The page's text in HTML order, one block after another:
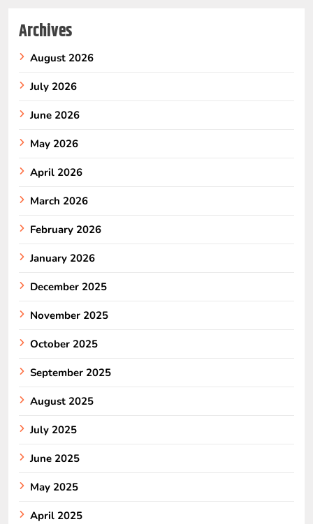
Archives
August 2026
July 2026
June 2026
May 2026
April 2026
March 2026
February 2026
January 2026
December 2025
November 2025
October 2025
September 2025
August 2025
July 2025
June 2025
May 2025
April 2025